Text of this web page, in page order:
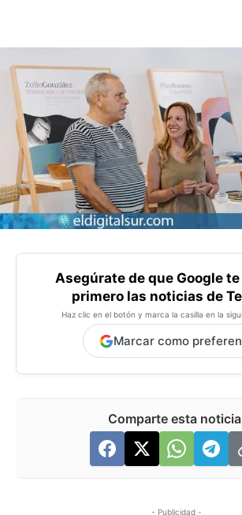
Asegúrate de que Google
primero las noticias de
Haz clic en el botón y marca la casilla en la
Marcar como
Comparte esta
- Publicidad -